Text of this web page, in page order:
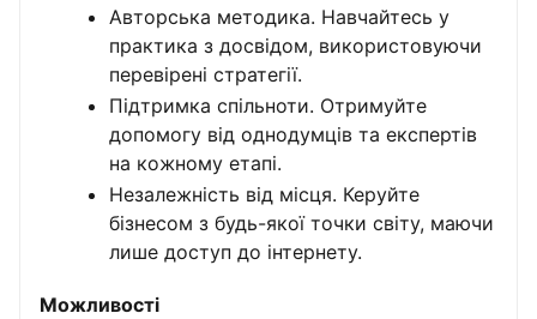
Авторська методика. Навчайтесь у
практика з досвідом, використовуючи
перевірені стратегії.
Підтримка спільноти. Отримуйте
допомогу від однодумців та експертів
на кожному етапі.
Незалежність від місця. Керуйте
бізнесом з будь-якої точки світу, маючи
лише доступ до інтернету.
Можливості